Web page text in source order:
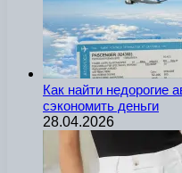
Как найти недорогие
сэкономить деньги
28.04.2026